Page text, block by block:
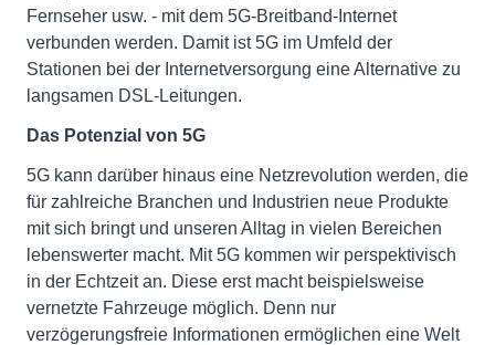
Fernseher usw. - mit dem 5G-Breitband-Internet
verbunden werden. Damit ist 5G im Umfeld der
Stationen bei der Internetversorgung eine Alternative zu
langsamen DSL-Leitungen.
Das Potenzial von 5G
5G kann darüber hinaus eine Netzrevolution werden, die
für zahlreiche Branchen und Industrien neue Produkte
mit sich bringt und unseren Alltag in vielen Bereichen
lebenswerter macht. Mit 5G kommen wir perspektivisch
in der Echtzeit an. Diese erst macht beispielsweise
vernetzte Fahrzeuge möglich. Denn nur
verzögerungsfreie Informationen ermöglichen eine Welt